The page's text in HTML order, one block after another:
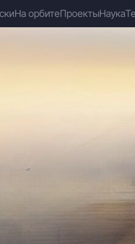
На орбитеПроектыНаука